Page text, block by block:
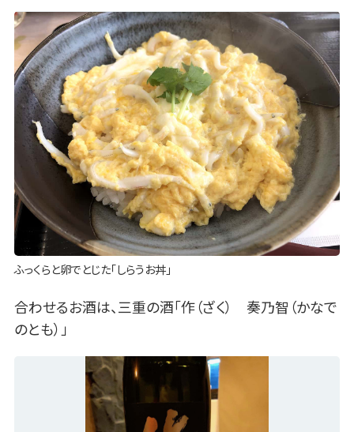
ふっくらと卵でとじた「しらうお丼」
合わせるお酒は、三重の酒「作（ざく） 奏乃智（かなで
のとも）」